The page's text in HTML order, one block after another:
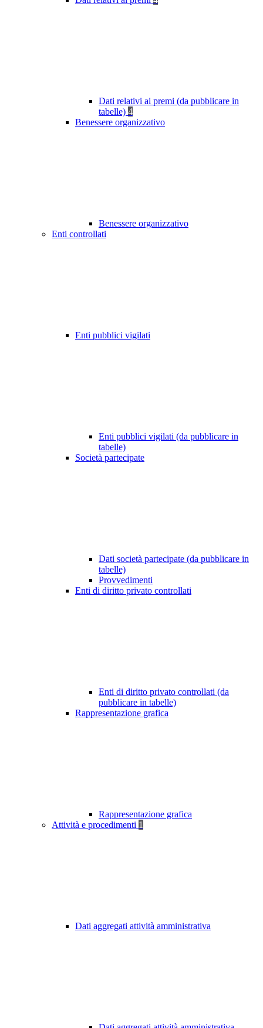
Dati relativi ai premi (da pubblicare in
tabelle) 4
Benessere organizzativo
Benessere organizzativo
Enti controllati
Enti pubblici vigilati
Enti pubblici vigilati (da pubblicare in
tabelle)
Società partecipate
Dati società partecipate (da pubblicare in
tabelle)
Provvedimenti
Enti di diritto privato controllati
Enti di diritto privato controllati (da
pubblicare in tabelle)
Rappresentazione grafica
Rappresentazione grafica
Attività e procedimenti 1
Dati aggregati attività amministrativa